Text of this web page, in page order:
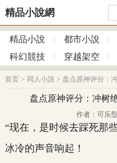
精品小說網
精品小說 都市小說
科幻競技
穿越架空
首页 > 同人小說 > 盘点原神评分：
盘点原神评分：冲树
作者：可乐
“现在，是时候去踩死那
冰冷的声音响起！